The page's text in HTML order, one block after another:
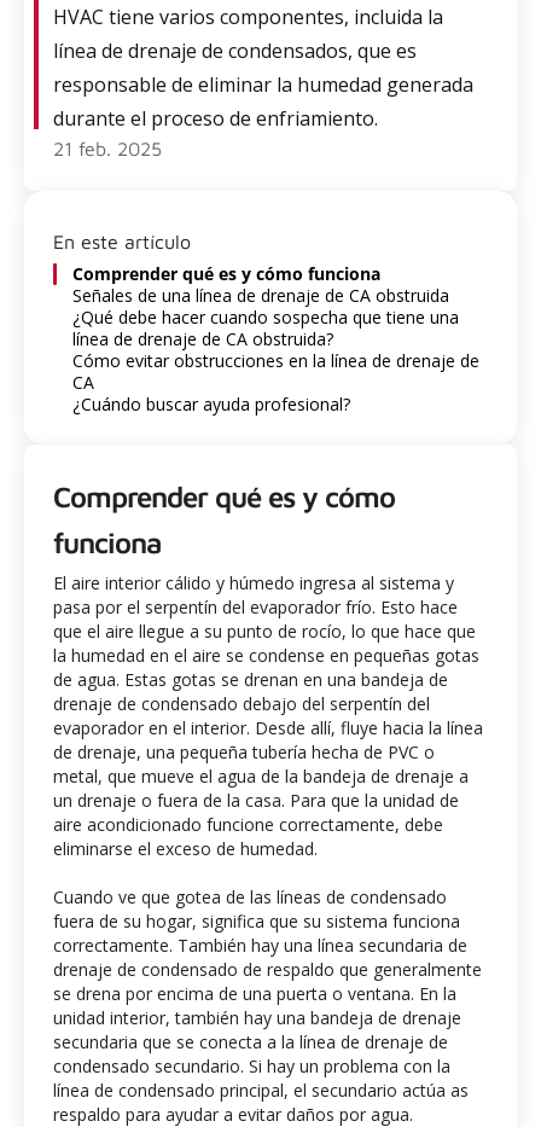
HVAC tiene varios componentes, incluida la
línea de drenaje de condensados, que es
responsable de eliminar la humedad generada
durante el proceso de enfriamiento.
21 feb. 2025
En este artículo
Comprender qué es y cómo funciona
Señales de una línea de drenaje de CA obstruida
¿Qué debe hacer cuando sospecha que tiene una
línea de drenaje de CA obstruida?
Cómo evitar obstrucciones en la línea de drenaje de
CA
¿Cuándo buscar ayuda profesional?
Comprender qué es y cómo
funciona
El aire interior cálido y húmedo ingresa al sistema y
pasa por el serpentín del evaporador frío. Esto hace
que el aire llegue a su punto de rocío, lo que hace que
la humedad en el aire se condense en pequeñas gotas
de agua. Estas gotas se drenan en una bandeja de
drenaje de condensado debajo del serpentín del
evaporador en el interior. Desde allí, fluye hacia la línea
de drenaje, una pequeña tubería hecha de PVC o
metal, que mueve el agua de la bandeja de drenaje a
un drenaje o fuera de la casa. Para que la unidad de
aire acondicionado funcione correctamente, debe
eliminarse el exceso de humedad.
Cuando ve que gotea de las líneas de condensado
fuera de su hogar, significa que su sistema funciona
correctamente. También hay una línea secundaria de
drenaje de condensado de respaldo que generalmente
se drena por encima de una puerta o ventana. En la
unidad interior, también hay una bandeja de drenaje
secundaria que se conecta a la línea de drenaje de
condensado secundario. Si hay un problema con la
línea de condensado principal, el secundario actúa as
respaldo para ayudar a evitar daños por agua.